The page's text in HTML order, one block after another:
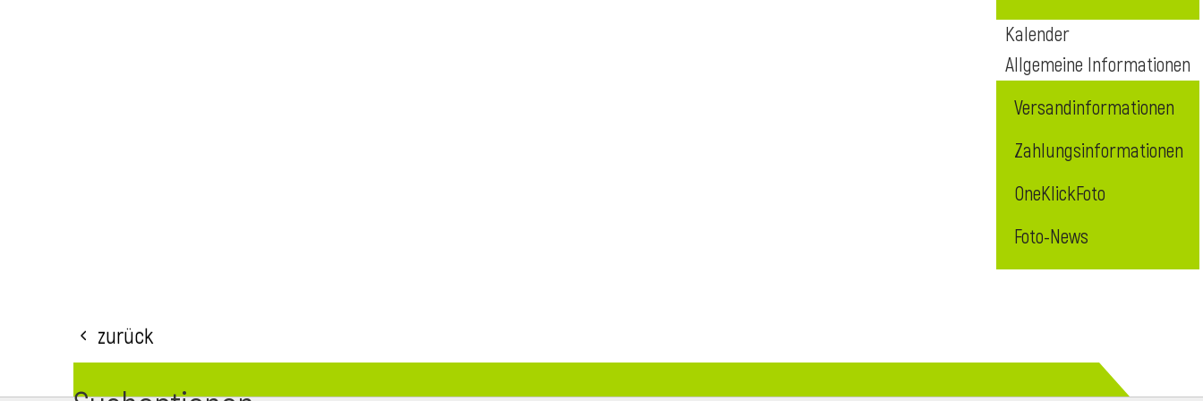
Kalender
Allgemeine Informationen
Versandinformationen
Zahlungsinformationen
OneKlickFoto
Foto-News
Zurück